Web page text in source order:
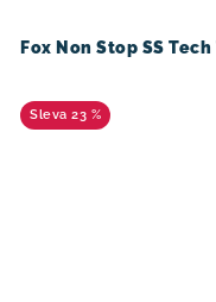
Fox Non Stop SS
23 %